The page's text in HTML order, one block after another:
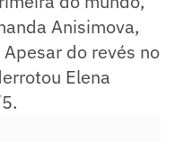
Anisimova,
do revés no
Elena